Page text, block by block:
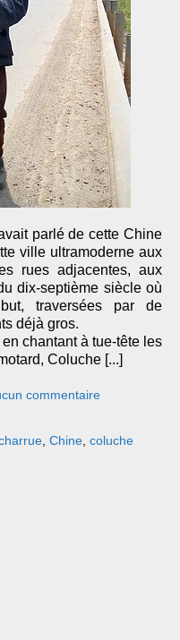
parlé de cette Chine
ville ultramoderne aux
rues adjacentes, aux
dix-septième siècle où
traversées par de
déjà gros.
chantant à tue-tête les
Coluche [...]
commentaire
Chine coluche